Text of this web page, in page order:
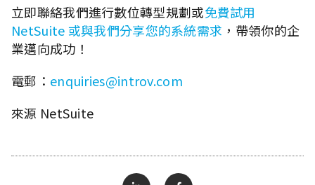
立即聯絡我們進行數位轉型規劃或免費試用
NetSuite 或與我們分享您的系統需求 ，帶領你的企
業邁向成功！
電郵： enquiries@introv.com
來源 NetSuite